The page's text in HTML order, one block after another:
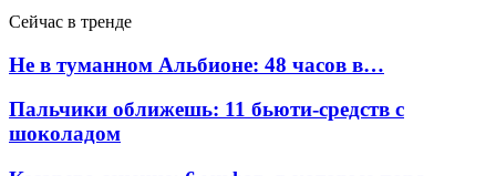
Сейчас в тренде
Не в туманном Альбионе: 48 часов в…
Пальчики оближешь: 11 бьюти-средств с
шоколадом